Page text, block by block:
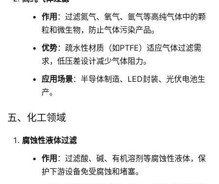
作用 ：过滤氮气、氧气、氩气等高纯气体中的颗
粒和微生物，防止气体污染产品。
优势：疏水性材质（如PTFE）适应气体过滤需
求，低压差设计减少气体阻力。
应用场景：半导体制造、LED封装、光伏电池生
产。
五、化工领域
腐蚀性液体过滤
作用 ：过滤酸、碱、有机溶剂等腐蚀性液体，保
护下游设备免受腐蚀和堵塞。